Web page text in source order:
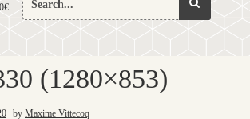
€
for:
(1280×853)
by Maxime Vittecoq